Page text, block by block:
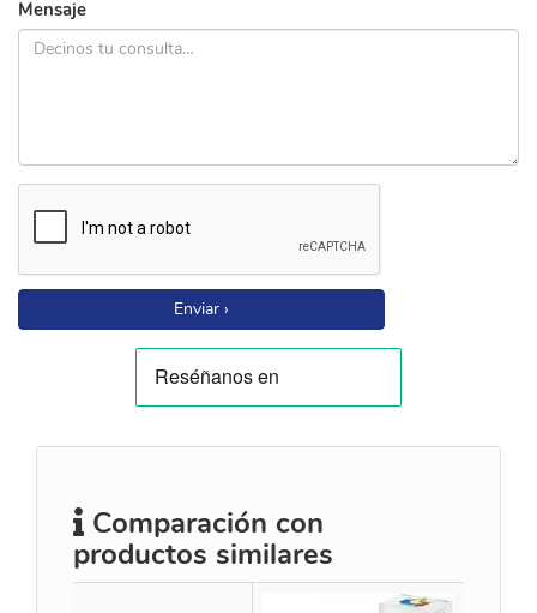
Mensaje
Enviar ›
Comparación con
productos similares